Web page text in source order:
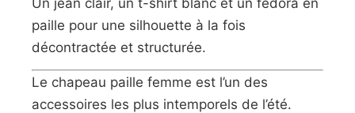
paille pour une silhouette à la fois
décontractée et structurée.
Le chapeau paille femme est l’un des
accessoires les plus intemporels de l’été.